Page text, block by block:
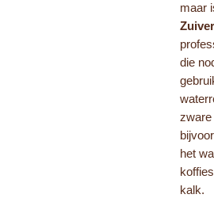
maar
die
zware
het
kalk.